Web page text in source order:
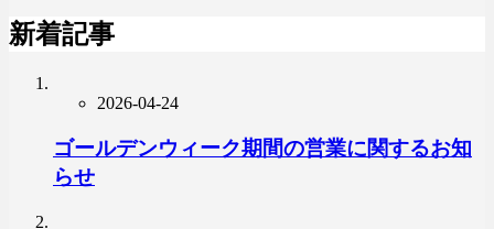
新着記事
2026-04-24
ゴールデンウィーク期間の営業に関するお知
らせ